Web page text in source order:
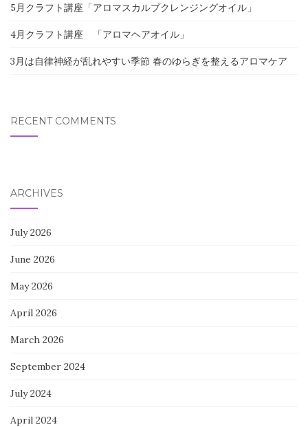
5月クラフト講座「アロマスカルプクレンジングオイル」
4月クラフト講座 「アロマヘアオイル」
3月は自律神経が乱れやすい季節 春のゆらぎを整えるアロマケア
RECENT COMMENTS
ARCHIVES
July 2026
June 2026
May 2026
April 2026
March 2026
September 2024
July 2024
April 2024